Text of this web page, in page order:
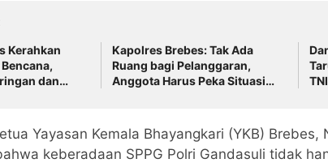
Kerahkan
dan
Kapolres Brebes: Tak Ada
Ruang bagi Pelanggaran,
Anggota Harus Peka Situasi
Yayasan Kemala Bhayangkari (YKB) Brebes,
keberadaan SPPG Polri Gandasuli tidak